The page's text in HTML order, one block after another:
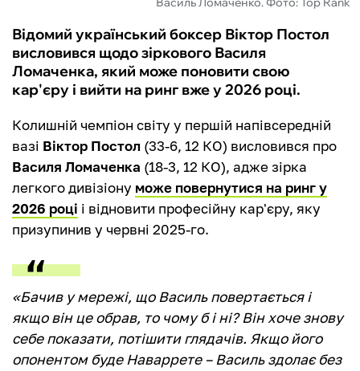
Відомий український боксер Віктор Постол
висловився щодо зіркового Василя
Ломаченка, який може поновити свою
кар'єру і вийти на ринг вже у 2026 році.
Колишній чемпіон світу у першій напівсередній
вазі Віктор Постол (33-6, 12 КО) висловився про
Василя Ломаченка (18-3, 12 КО), адже зірка
легкого дивізіону може повернутися на ринг у
2026 році і відновити професійну кар'єру, яку
призупинив у червні 2025-го.
«Бачив у мережі, що Василь повертається і
якщо він це обрав, то чому б і ні? Він хоче знову
себе показати, потішити глядачів. Якщо його
опонентом буде Наваррете – Василь здолає без